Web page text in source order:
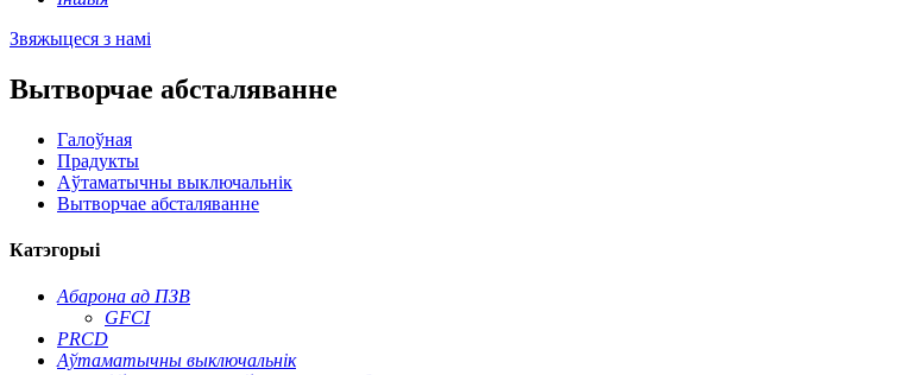
Звяжыцеся з намі
Вытворчае абсталяванне
Галоўная
Прадукты
Аўтаматычны выключальнік
Вытворчае абсталяванне
Катэгорыі
Абарона ад ПЗВ
GFCI
PRCD
Аўтаматычны выключальнік